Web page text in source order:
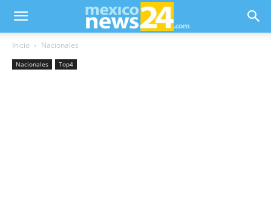
Inicio Nacionales
Nacionales Top4